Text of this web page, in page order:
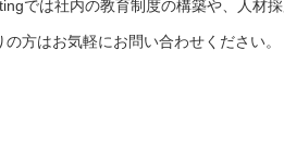
では社内の教育制度の構築や、人材
方はお気軽にお問い合わせください。